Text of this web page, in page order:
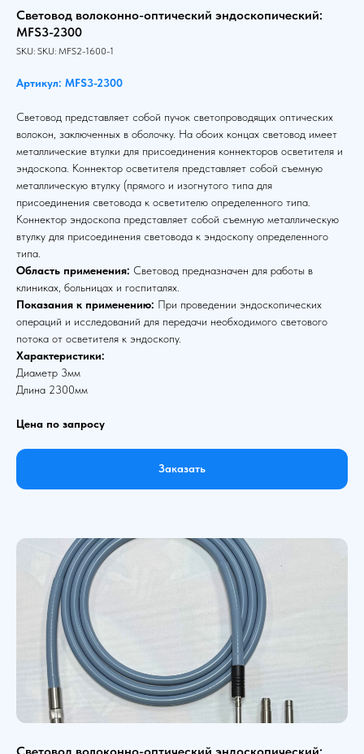
Световод волоконно-оптический эндоскопический:
MFS3-2300
SKU: SKU: MFS2-1600-1
Артикул: MFS3-2300
Световод представляет собой пучок светопроводящих оптических
волокон, заключенных в оболочку. На обоих концах световод имеет
металлические втулки для присоединения коннекторов осветителя и
эндоскопа. Коннектор осветителя представляет собой съемную
металлическую втулку (прямого и изогнутого типа для
присоединения световода к осветителю определенного типа.
Коннектор эндоскопа представляет собой съемную металлическую
втулку для присоединения световода к эндоскопу определенного
типа.
Область применения: Световод предназначен для работы в
клиниках, больницах и госпиталях.
Показания к применению: При проведении эндоскопических
операций и исследований для передачи необходимого светового
потока от осветителя к эндоскопу.
Характеристики:
Диаметр 3мм
Длина 2300мм
Цена по запросу
Заказать
Световод волоконно-оптический эндоскопический: